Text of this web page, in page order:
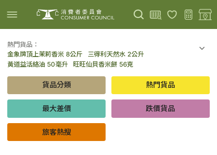
上載圖片 掃描條碼
熱門貨品：
金象牌頂上茉莉香米 8公斤
三得利天然水 2公升
黃道益活絡油 50毫升
旺旺仙貝香米餅 56克
百勝廚新加坡叻沙拉麵 144克
倍樂醇乳酪飲品 - 藍莓 65毫升 x 6
金象牌頂上茉莉香米 5公斤
低鹽/無鹽/低糖/無糖食品
貨品分類 熱門貨品
最大差價 跌價貨品
旅客熱搜